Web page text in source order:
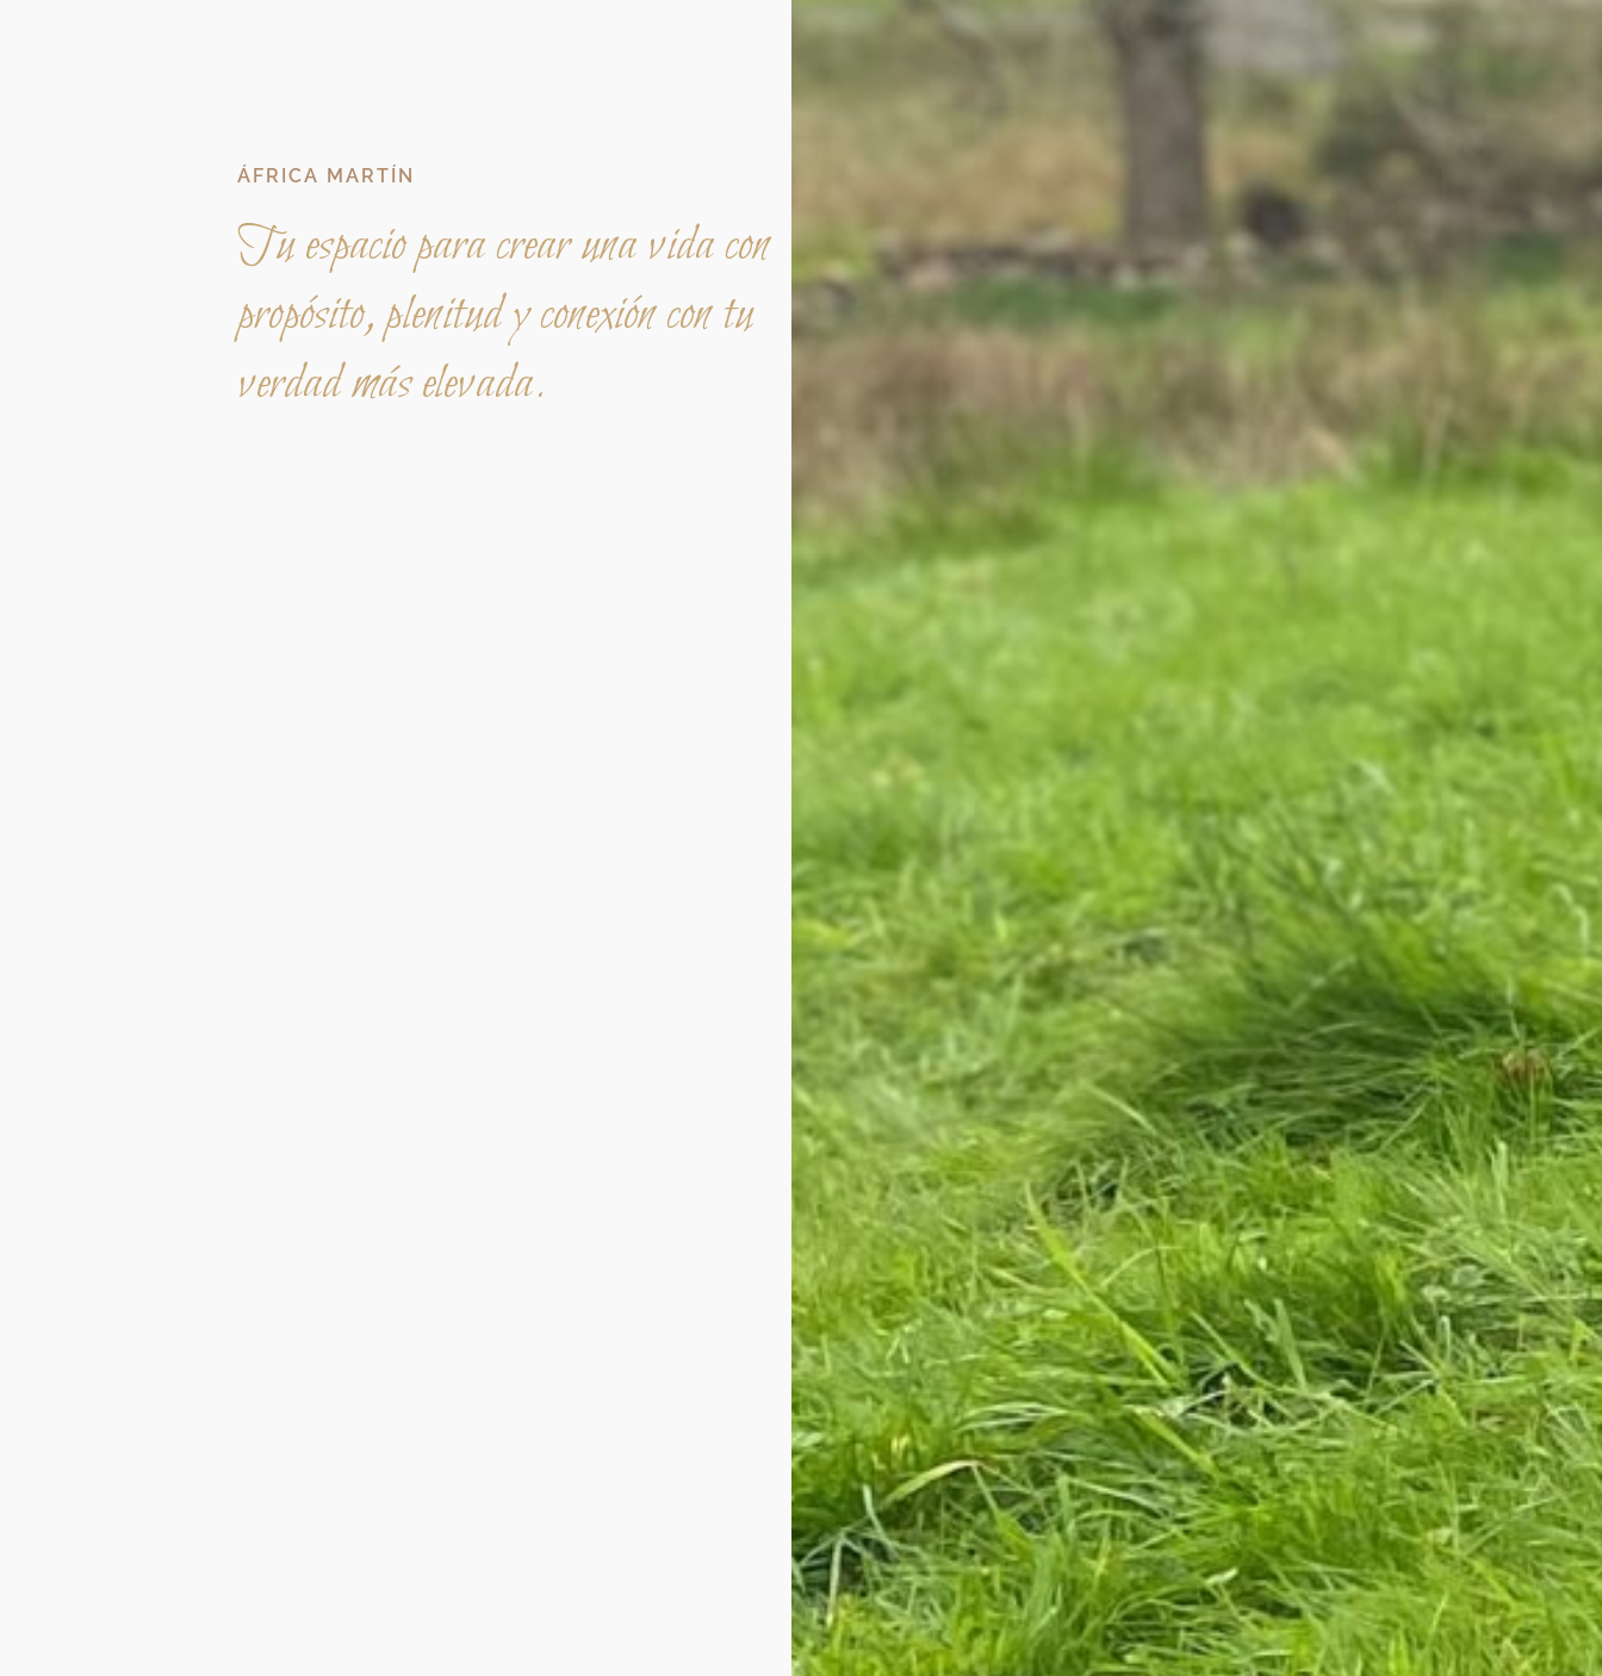
ÁFRICA MARTÍN
Tu espacio para crear una vida con
propósito, plenitud y conexión con tu
verdad más elevada.